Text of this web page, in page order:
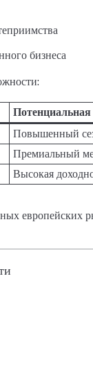
бизнеса
Повышенный
Премиальный
Высокая
европейских